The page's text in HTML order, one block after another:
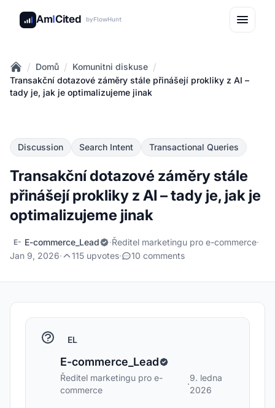
AmICited byFlowHunt
Home
/ Domů / Komunitni diskuse /
Transakční dotazové záměry stále přinášejí prokliky z AI –
tady je, jak je optimalizujeme jinak
Discussion Search Intent Transactional Queries
Transakční dotazové záměry stále
přinášejí prokliky z AI – tady je, jak je
optimalizujeme jinak
E- E-commerce_Lead ·Ředitel marketingu pro e-commerce·
Jan 9, 2026· 115 upvotes· 10 comments
EL
E-commerce_Lead
Ředitel marketingu pro e-
commerce
·
9. ledna
2026